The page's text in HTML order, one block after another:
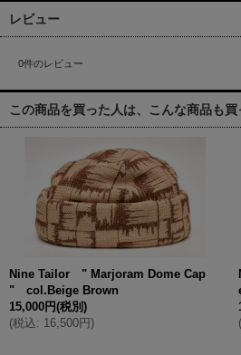
レビュー
0件のレビュー
この商品を買った人は、こんな商品も
Nine Tailor " Marjoram Dome Cap
" col.Beige Brown
15,000円(税別)
(税込: 16,500円)
(